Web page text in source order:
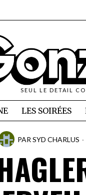
SEUL LE DETAIL
LES SOIRÉES
PAR SYD CHARLUS